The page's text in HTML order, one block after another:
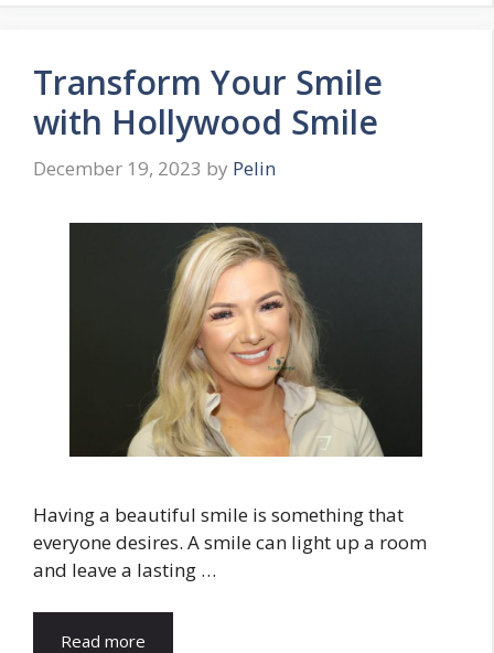
Transform Your Smile
with Hollywood Smile
December 19, 2023 by Pelin
Having a beautiful smile is something that
everyone desires. A smile can light up a room
and leave a lasting …
Read more